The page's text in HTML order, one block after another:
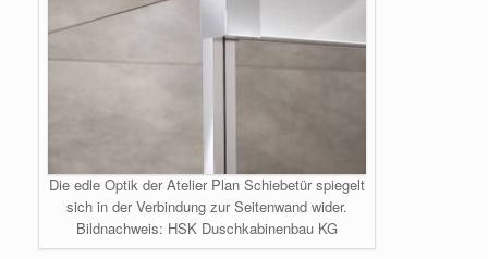
Die edle Optik der Atelier Plan Schiebetür spiegelt
sich in der Verbindung zur Seitenwand wider.
Bildnachweis: HSK Duschkabinenbau KG